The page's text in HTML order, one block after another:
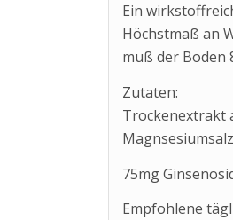
Ein
Höchstmaß an
muß der Boden
Zutaten:
Trockenextrakt
75mg
Empfohlene